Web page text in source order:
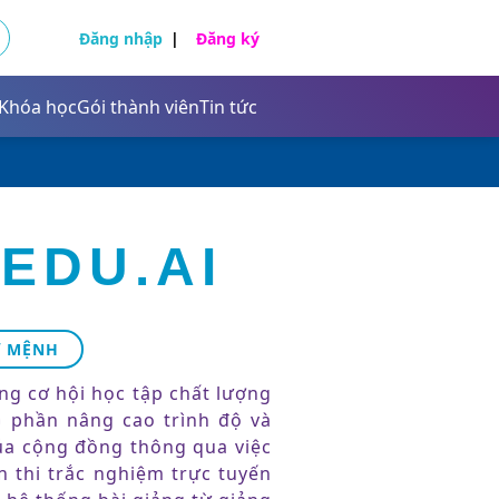
Đăng nhập Đăng ký
Tự nhiên và xã hội
Tiếng Việt
Khoa học tự nhiên
Giáo dục công dân
Tiếng Anh
Giáo dục kinh tế và pháp luật
Tiếng Anh
Sinh học
Khóa họcGói thành viênTin tức
MỆNH
cơ hội học tập chất lượng
nâng cao trình độ và
cộng đồng thông qua việc
thi trắc nghiệm trực tuyến